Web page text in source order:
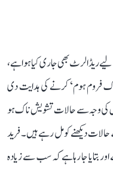
بارش کے لیے ریڈ الرٹ بھی جاری کیا ہوا ہے،
فروم ہوم‘ کرنے کی ہدایت دی
کی وجہ سے حالات تشویش ناک ہو
دیکھنے کو مل رہے ہیں۔ فرید
بتایا جا رہا ہے کہ سب سے زیادہ